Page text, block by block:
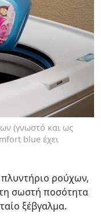
(γνωστό και ως
blue έχει
ρούχων,
σωστή ποσότητα
ξέβγαλμα.